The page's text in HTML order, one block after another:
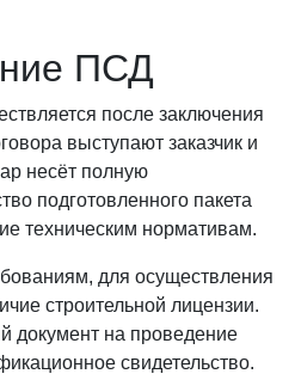
ПСД
после заключения
выступают заказчик и
несёт полную
подготовленного пакета
техническим нормативам.
для осуществления
строительной лицензии.
документ на проведение
свидетельство.